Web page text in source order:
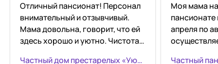
Отличный пансионат! Персонал
внимательный и отзывчивый.
Мама довольна, говорит, что ей
здесь хорошо и уютно. Чистота,
Частный дом престарелых «Уютный уголок» на Новостроек
Моя мама
апреля по